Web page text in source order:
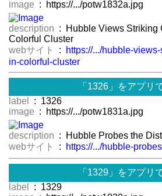
image : https://.../potw1832a.jpg
description : Hubble Views Striking
Colorful Cluster
webサイト
:
https://.../hubble-
in-colorful-cluster
「1326」をアプリ
label
: 1326
image : https://.../potw1831a.jpg
description : Hubble Probes the
webサイト
: https://.../hubble-
「1329」をアプリ
label
: 1329